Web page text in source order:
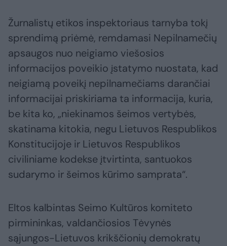
Žurnalistų etikos inspektoriaus tarnyba tokį
sprendimą priėmė, remdamasi Nepilnamečių
apsaugos nuo neigiamo viešosios
informacijos poveikio įstatymo nuostata, kad
neigiamą poveikį nepilnamečiams darančiai
informacijai priskiriama ta informacija, kuria,
be kita ko, „niekinamos šeimos vertybės,
skatinama kitokia, negu Lietuvos Respublikos
Konstitucijoje ir Lietuvos Respublikos
civiliniame kodekse įtvirtinta, santuokos
sudarymo ir šeimos kūrimo samprata“.
Eltos kalbintas Seimo Kultūros komiteto
pirmininkas, valdančiosios Tėvynės
sąjungos-Lietuvos krikščionių demokratų